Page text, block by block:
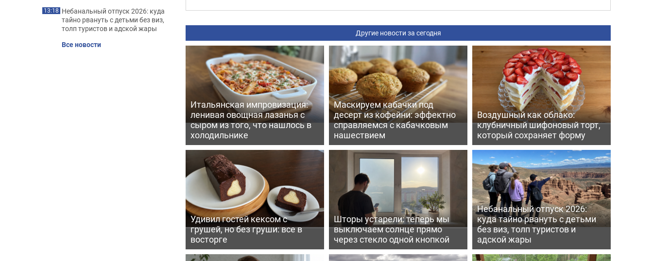
Другие новости за сегодня
Итальянская импровизация:
ленивая овощная лазанья с
сыром из того, что нашлось в
холодильнике
Маскируем кабачки под
десерт из кофейни: эффектно
справляемся с кабачковым
нашествием
Воздушный как облако:
клубничный шифоновый торт,
который сохраняет форму
Удивил гостей кексом с
грушей, но без груши: все в
восторге
Шторы устарели: теперь мы
выключаем солнце прямо
через стекло одной кнопкой
Небанальный отпуск 2026:
куда тайно рвануть с детьми
без виз, толп туристов и
адской жары
13:18 Небанальный отпуск 2026: куда
тайно рвануть с детьми без виз,
толп туристов и адской жары
Все новости